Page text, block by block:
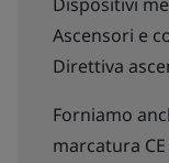
Ascensori e
Direttiva
Forniamo
marcatura